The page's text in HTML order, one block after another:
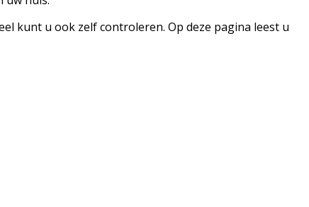
kunt u ook zelf controleren. Op deze pagina leest u